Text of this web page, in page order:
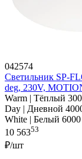
042574
Светильник SP-
deg, 230V,
Warm | Тёплый
Day | Дневной
White | Белый
10 56353
₽/шт